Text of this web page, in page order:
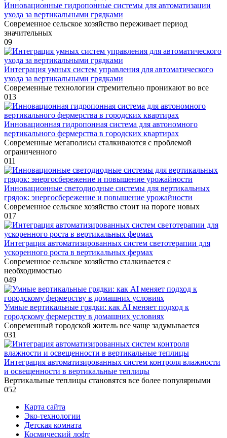
Инновационные гидропонные системы для автоматизации
ухода за вертикальными грядками
Современное сельское хозяйство переживает период
значительных
09
Интеграция умных систем управления для автоматического
ухода за вертикальными грядками
Современные технологии стремительно проникают во все
013
Инновационная гидропонная система для автономного
вертикального фермерства в городских квартирах
Современные мегаполисы сталкиваются с проблемой
ограниченного
011
Инновационные светодиодные системы для вертикальных
грядок: энергосбережение и повышение урожайности
Современное сельское хозяйство стоит на пороге новых
017
Интеграция автоматизированных систем светотерапии для
ускоренного роста в вертикальных фермах
Современное сельское хозяйство сталкивается с
необходимостью
049
Умные вертикальные грядки: как AI меняет подход к
городскому фермерству в домашних условиях
Современный городской житель все чаще задумывается
031
Интеграция автоматизированных систем контроля влажности
и освещенности в вертикальные теплицы
Вертикальные теплицы становятся все более популярными
052
Карта сайта
Эко-технологии
Детская комната
Космический лофт